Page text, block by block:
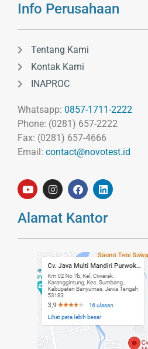
Info Perusahaan
Tentang Kami
Kontak Kami
INAPROC
Whatsapp: 0857-1711-2222
Phone: (0281) 657-2222
Fax: (0281) 657-4666
Email: contact@novotest.id
Alamat Kantor